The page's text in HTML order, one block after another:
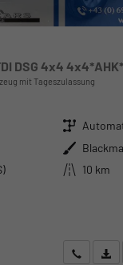
mit Tageszulassung
Getriebe
Außenfarbe
Kilometerstand
10 km
Wir rufen